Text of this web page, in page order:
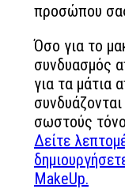
προσώπου
Όσο για το
συνδυασμός
για τα μάτια
σωστούς
Δείτε
MakeUp.